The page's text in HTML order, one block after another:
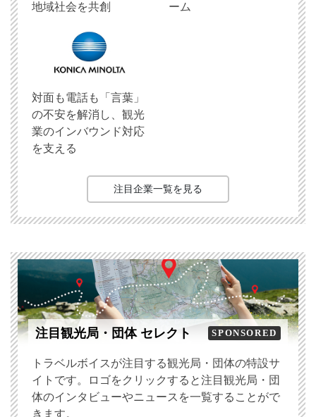
地域社会を共創
ーム
対面も電話も「言葉」
の不安を解消し、観光
業のインバウンド対応
を支える
注目企業一覧を見る
注目観光局・団体 セレクト SPONSORED
トラベルボイスが注目する観光局・団体の特設サ
イトです。ロゴをクリックすると注目観光局・団
体のインタビューやニュースを一覧することがで
きます。